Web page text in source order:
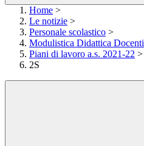
Home >
Le notizie >
Personale scolastico >
Modulistica Didattica Docenti
Piani di lavoro a.s. 2021-22 >
2S